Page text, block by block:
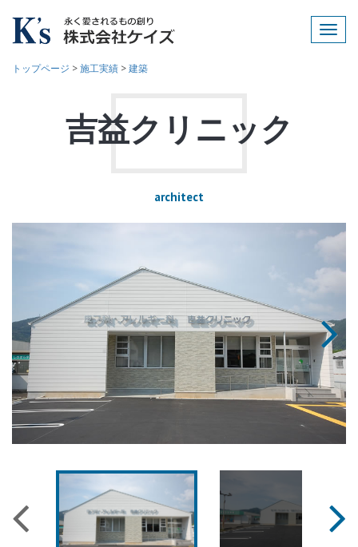
トップページ >施工実績 >建築
吉益クリニック
architect